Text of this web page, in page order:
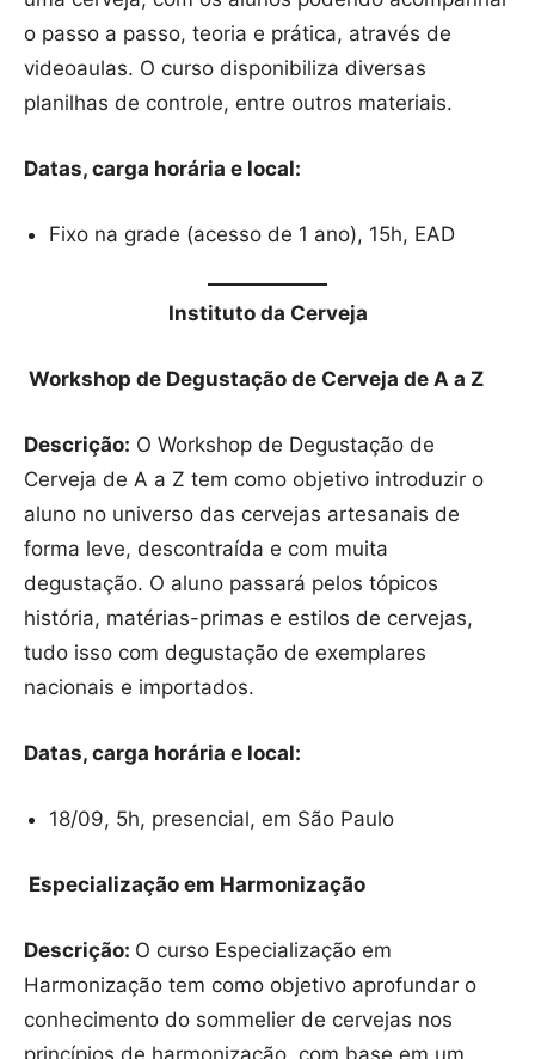
o passo a passo, teoria e prática, através de
videoaulas. O curso disponibiliza diversas
planilhas de controle, entre outros materiais.
Datas, carga horária e local:
Fixo na grade (acesso de 1 ano), 15h, EAD
Instituto da Cerveja
Workshop de Degustação de Cerveja de A a Z
Descrição: O Workshop de Degustação de
Cerveja de A a Z tem como objetivo introduzir o
aluno no universo das cervejas artesanais de
forma leve, descontraída e com muita
degustação. O aluno passará pelos tópicos
história, matérias-primas e estilos de cervejas,
tudo isso com degustação de exemplares
nacionais e importados.
Datas, carga horária e local:
18/09, 5h, presencial, em São Paulo
Especialização em Harmonização
Descrição: O curso Especialização em
Harmonização tem como objetivo aprofundar o
conhecimento do sommelier de cervejas nos
princípios de harmonização, com base em um